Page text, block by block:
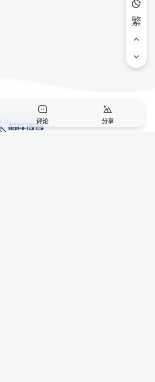
繁
评论 分享